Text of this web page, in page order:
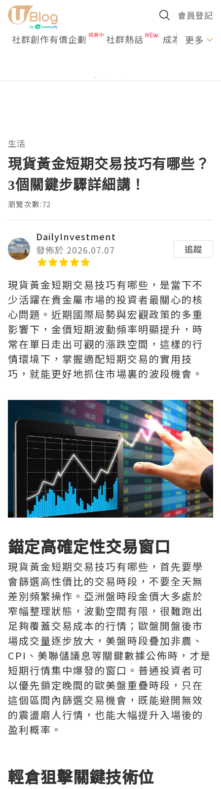
會員登記
社群創作有價企劃 社群熱話 成為U更多
生活
現貨黃金短期交易技巧有哪些？
3個關鍵步驟詳細講！
瀏覽次數:72
DailyInvestment
發佈於 2026.07.07
追蹤
現貨黃金短期交易技巧有哪些，是當下不
少活躍在貴金屬市場的投資者最關心的核
心問題。近期國際局勢與宏觀政策的多重
影響下，金價短期波動頻率明顯提升，時
常在單日走出可觀的漲跌空間，這樣的行
情環境下，掌握適配短期交易的實用技
巧，就能更好地抓住市場裏的波段機會。
錨定高確定性交易窗口
現貨黃金短期交易技巧有哪些，首先要學
會篩選高性價比的交易時段，不要全天無
差別頻繁操作。亞洲盤時段金價大多處於
窄幅整理狀態，波動空間有限，很難跑出
足夠覆蓋交易成本的行情；歐盤開盤後市
場成交量逐步放大，美盤時段疊加非農、
CPI、美聯儲議息等關鍵數據公佈時，才是
短期行情集中爆發的窗口。普通投資者可
以優先鎖定晚間的歐美盤重疊時段，只在
這個區間內篩選交易機會，既能避開無效
的震盪磨人行情，也能大幅提升入場後的
盈利概率。
輕倉狙擊關鍵技術位